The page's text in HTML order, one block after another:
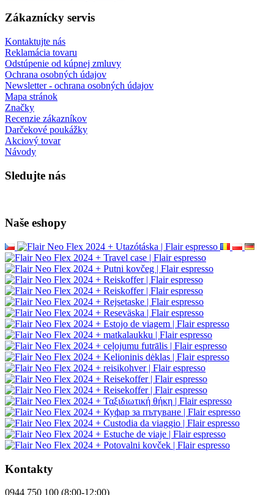
Zákaznícky servis
Kontaktujte nás
Reklamácia tovaru
Odstúpenie od kúpnej zmluvy
Ochrana osobných údajov
Newsletter - ochrana osobných údajov
Mapa stránok
Značky
Recenzie zákazníkov
Darčekové poukážky
Akciový tovar
Návody
Sledujte nás
Naše eshopy
Kontakty
0944 750 100 (8:00-12:00)